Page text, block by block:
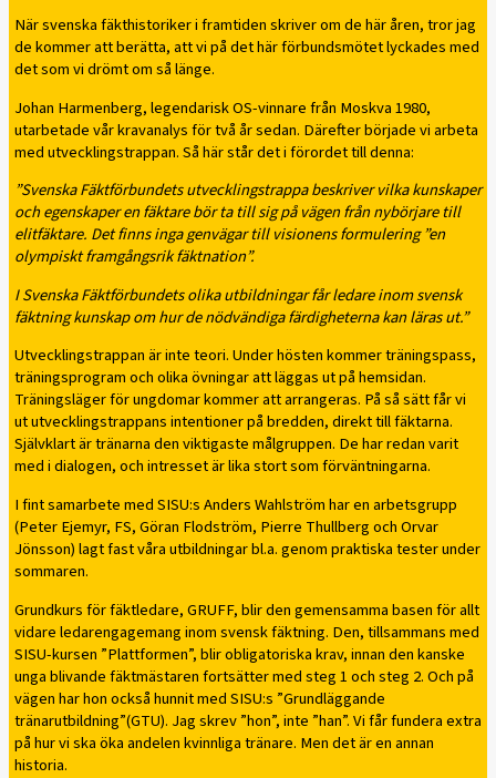
När svenska fäkthistoriker i framtiden skriver om de här åren, tror jag
de kommer att berätta, att vi på det här förbundsmötet lyckades med
det som vi drömt om så länge.
Johan Harmenberg, legendarisk OS-vinnare från Moskva 1980,
utarbetade vår kravanalys för två år sedan. Därefter började vi arbeta
med utvecklingstrappan. Så här står det i förordet till denna:
”Svenska Fäktförbundets utvecklingstrappa beskriver vilka kunskaper
och egenskaper en fäktare bör ta till sig på vägen från nybörjare till
elitfäktare. Det finns inga genvägar till visionens formulering ”en
olympiskt framgångsrik fäktnation”.
I Svenska Fäktförbundets olika utbildningar får ledare inom svensk
fäktning kunskap om hur de nödvändiga färdigheterna kan läras ut.”
Utvecklingstrappan är inte teori. Under hösten kommer träningspass,
träningsprogram och olika övningar att läggas ut på hemsidan.
Träningsläger för ungdomar kommer att arrangeras. På så sätt får vi
ut utvecklingstrappans intentioner på bredden, direkt till fäktarna.
Självklart är tränarna den viktigaste målgruppen. De har redan varit
med i dialogen, och intresset är lika stort som förväntningarna.
I fint samarbete med SISU:s Anders Wahlström har en arbetsgrupp
(Peter Ejemyr, FS, Göran Flodström, Pierre Thullberg och Orvar
Jönsson) lagt fast våra utbildningar bl.a. genom praktiska tester under
sommaren.
Grundkurs för fäktledare, GRUFF, blir den gemensamma basen för allt
vidare ledarengagemang inom svensk fäktning. Den, tillsammans med
SISU-kursen ”Plattformen”, blir obligatoriska krav, innan den kanske
unga blivande fäktmästaren fortsätter med steg 1 och steg 2. Och på
vägen har hon också hunnit med SISU:s ”Grundläggande
tränarutbildning”(GTU). Jag skrev ”hon”, inte ”han”. Vi får fundera extra
på hur vi ska öka andelen kvinnliga tränare. Men det är en annan
historia.